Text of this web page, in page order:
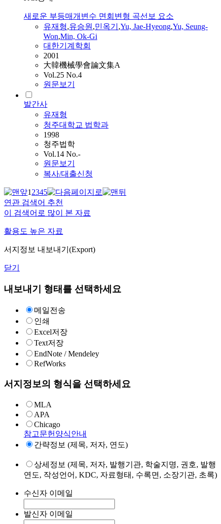
새로운 부등매개변수 면회변형 곡선보 요소
유재형,유승원,민옥기 ,Yu, Jae-Hyeong,Yu, Seung-
Won,Min, Ok-Gi
대한기계학회
2001
大韓機械學會論文集A
Vol.25 No.4
원문보기
발간사
유재형
청주대학교 법학과
1998
청주법학
Vol.14 No.-
원문보기
복사/대출신청
12345
연관 검색어 추천
이 검색어로 많이 본 자료
활용도 높은 자료
서지정보 내보내기(Export)
닫기
내보내기 형태를 선택하세요
메일전송
인쇄
Excel저장
Text저장
EndNote / Mendeley
RefWorks
서지정보의 형식을 선택하세요
MLA
APA
Chicago
참고문헌양식안내
간략정보 (제목, 저자, 연도)
상세정보 (제목, 저자, 발행기관, 학술지명, 권호, 발행
연도, 작성언어, KDC, 자료형태, 수록면, 소장기관, 초록)
수신자 이메일
발신자 이메일